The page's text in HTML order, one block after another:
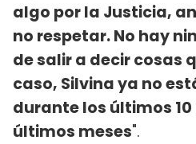
algo por la Justicia,
no respetar. No hay
de salir a decir cosas
caso, Silvina ya no
durante los últimos
últimos meses".